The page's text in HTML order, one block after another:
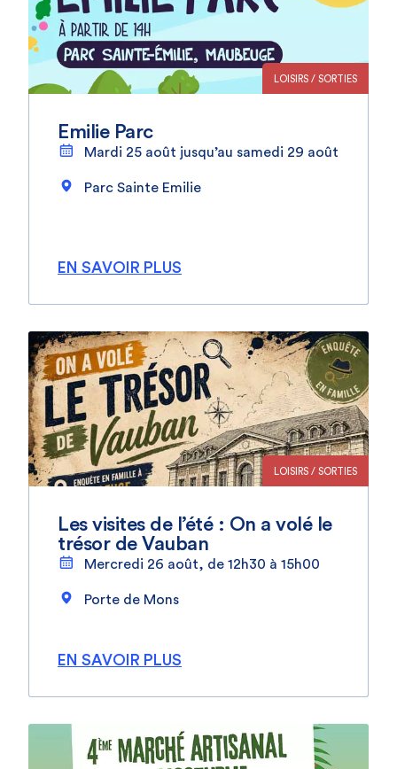
LOISIRS / SORTIES
Emilie Parc
Mardi 25 août jusqu’au samedi 29 août
Parc Sainte Emilie
EN SAVOIR PLUS
LOISIRS / SORTIES
Les visites de l’été : On a volé le
trésor de Vauban
Mercredi 26 août, de 12h30 à 15h00
Porte de Mons
EN SAVOIR PLUS